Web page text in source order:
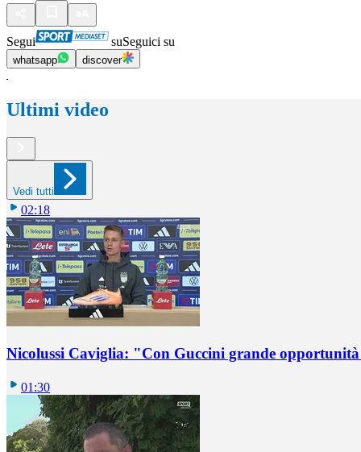
Segui suSeguici su
whatsapp discover
Ultimi video
Vedi tutti
02:18
Nicolussi Caviglia: "Con Guccini grande
01:30